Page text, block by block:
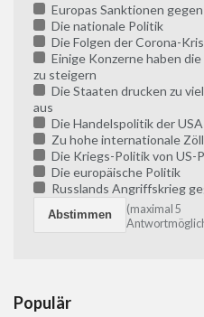
Europas Sanktionen
Die nationale Politik
Die Folgen der Corona-
Einige Konzerne haben
zu steigern
Die Staaten drucken zu
aus
Die Handelspolitik der
Zu hohe internationale
Die Kriegs-Politik von US-
Die europäische Politik
Russlands Angriffskrieg
(maximal 5
Populär